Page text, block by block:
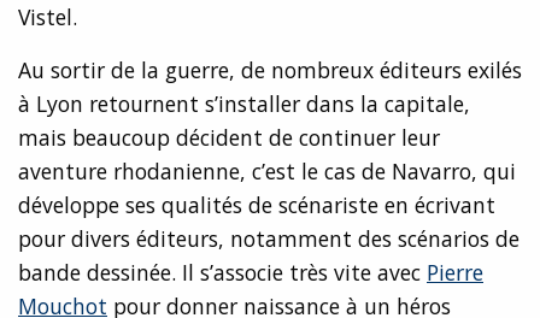
Vistel.
Au sortir de la guerre, de nombreux éditeurs exilés
à Lyon retournent s’installer dans la capitale,
mais beaucoup décident de continuer leur
aventure rhodanienne, c’est le cas de Navarro, qui
développe ses qualités de scénariste en écrivant
pour divers éditeurs, notamment des scénarios de
bande dessinée. Il s’associe très vite avec Pierre
Mouchot pour donner naissance à un héros